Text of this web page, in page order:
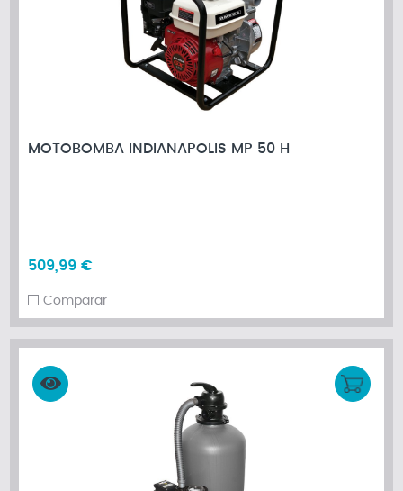
MOTOBOMBA INDIANAPOLIS MP 50 H
509,99 €
Comparar